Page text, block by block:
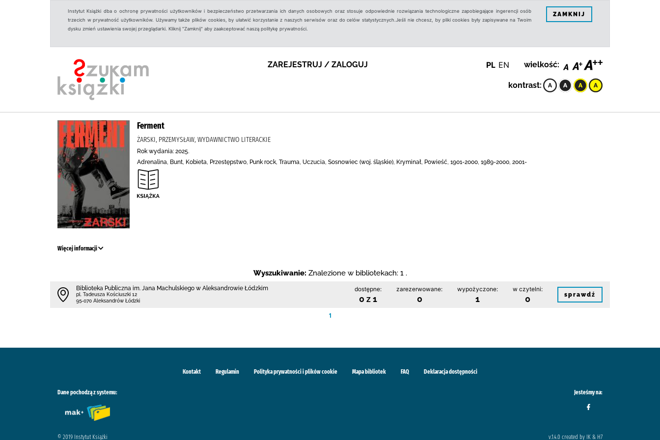
Instytut Książki dba o ochronę prywatności użytkowników i bezpieczeństwo przetwarzania ich danych osobowych oraz stosuje odpowiednie rozwiązania technologiczne zapobiegające ingerencji osób
trzecich w prywatność użytkowników. Używamy także plików cookies, by ułatwić korzystanie z naszych serwisów oraz do celów statystycznych.Jeśli nie chcesz, by pliki cookies były zapisywane na Twoim
dysku zmień ustawienia swojej przeglądarki. Kliknij "Zamknij" aby zaakceptować naszą politykę prywatności.
ZAMKNIJ
ZAREJESTRUJ / ZALOGUJ PL EN wielkość:
kontrast:
Ferment
ŻARSKI, PRZEMYSŁAW, WYDAWNICTWO LITERACKIE
Rok wydania: 2025.
Adrenalina, Bunt, Kobieta, Przestępstwo, Punk rock, Trauma, Uczucia, Sosnowiec (woj. śląskie), Kryminał, Powieść, 1901-2000, 1989-2000, 2001-
Więcej informacji
Wyszukiwanie: Znalezione w bibliotekach: 1 .
Biblioteka Publiczna im. Jana Machulskiego w Aleksandrowie Łódzkim
pl. Tadeusza Kościuszki 12
95-070 Aleksandrów Łódzki
dostępne:
0 z 1
zarezerwowane:
0
wypożyczone:
1
w czytelni:
0 sprawdź
1
Kontakt Regulamin Polityka prywatności i plików cookie Mapa bibliotek FAQ Deklaracja dostępności
Dane pochodzą z systemu: Jesteśmy na:
© 2019 Instytut Książki v.1.4.0 created by IK & H7